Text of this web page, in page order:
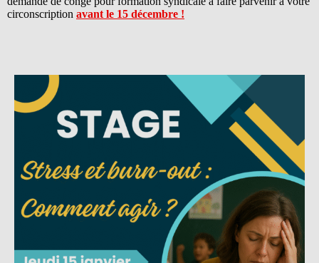
circonscription avant le 15 décembre !